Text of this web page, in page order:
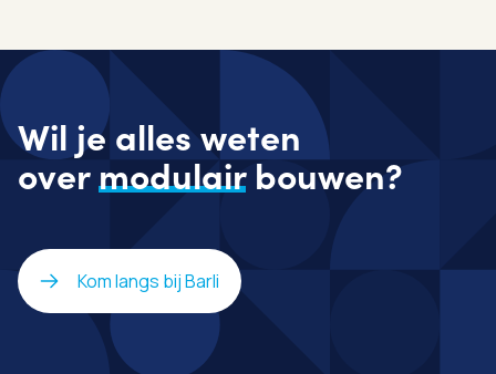
Wil je alles weten
overmodulairbouwen?
Kom langs bij Barli